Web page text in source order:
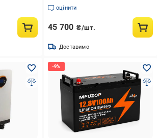
оцінити
45 700 ₴/шт.
Доставимо